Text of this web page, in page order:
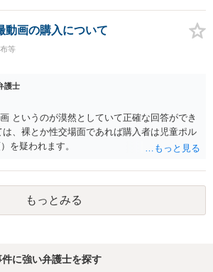
されやすいのでしょうか？ お伺いする限り、
ことは無いかと思います。 ②逮捕、呼び出し
性はどれほどでしょうか？ 誤って当たってし
にその場で女性等のアクションが無かったこ
呼び出される可能性は極めて低いと思いま
の期間 大体どれほどの期間逮捕呼び出しの可
いのでしょうか？ 逮捕や呼び出しの可能性は
連絡が来ることはないでしょう。
動画の購入について
等
護士
というのが漠然としていて正確な回答ができ
は、裸とか性交場面であれば購入者は児童ポル
を疑われます。
もっとみる
に強い弁護士を探す